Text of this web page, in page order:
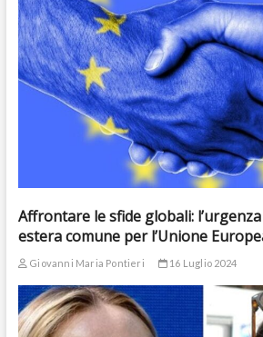
Affrontare le sfide globali:
estera comune per l’Unione
Giovanni Maria Pontieri 16 Luglio 2024